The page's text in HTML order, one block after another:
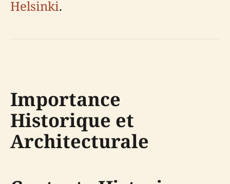
Helsinki.
Importance
Historique et
Architecturale